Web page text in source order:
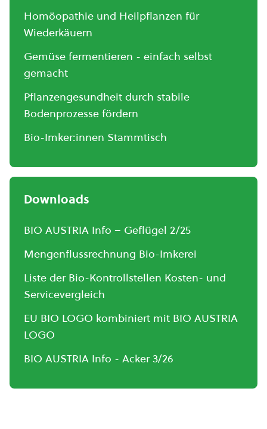
Homöopathie und Heilpflanzen für
Wiederkäuern
Gemüse fermentieren - einfach selbst
gemacht
Pflanzengesundheit durch stabile
Bodenprozesse fördern
Bio-Imker:innen Stammtisch
Downloads
BIO AUSTRIA Info – Geflügel 2/25
Mengenflussrechnung Bio-Imkerei
Liste der Bio-Kontrollstellen Kosten- und
Servicevergleich
EU BIO LOGO kombiniert mit BIO AUSTRIA
LOGO
BIO AUSTRIA Info - Acker 3/26